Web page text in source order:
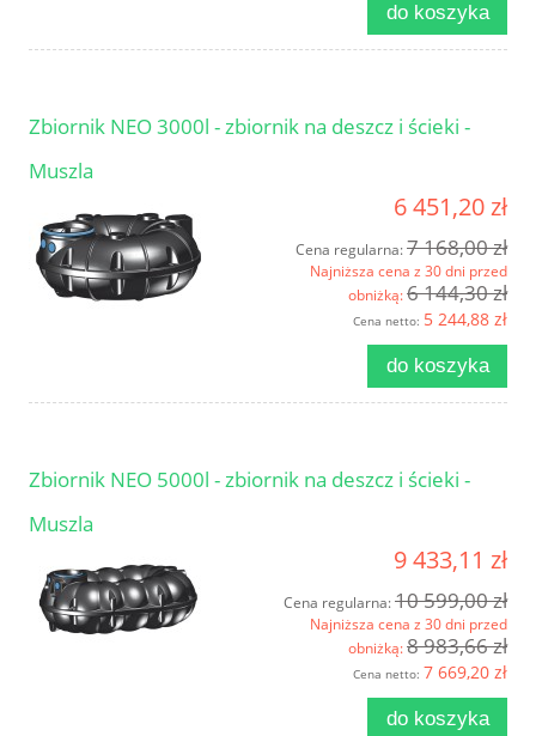
do koszyka
Zbiornik NEO 3000l - zbiornik na deszcz i ścieki -
Muszla
6 451,20 zł
Cena regularna:7 168,00 zł
Najniższa cena z 30 dni przed
obniżką:6 144,30 zł
Cena netto: 5 244,88 zł
do koszyka
Zbiornik NEO 5000l - zbiornik na deszcz i ścieki -
Muszla
9 433,11 zł
Cena regularna:10 599,00 zł
Najniższa cena z 30 dni przed
obniżką:8 983,66 zł
Cena netto: 7 669,20 zł
do koszyka